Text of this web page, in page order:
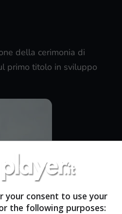
della cerimonia di
primo titolo in sviluppo
your consent to use your
the following purposes: